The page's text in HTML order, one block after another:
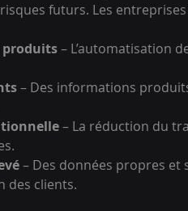
futurs. Les
produits – L’automatisation
– Des informations
– La réduction du
– Des données propres
des clients.